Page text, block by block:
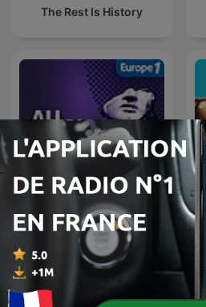
The Rest Is History
Au coeur de l’histoire -
Stéphane Bern - l’intégrale